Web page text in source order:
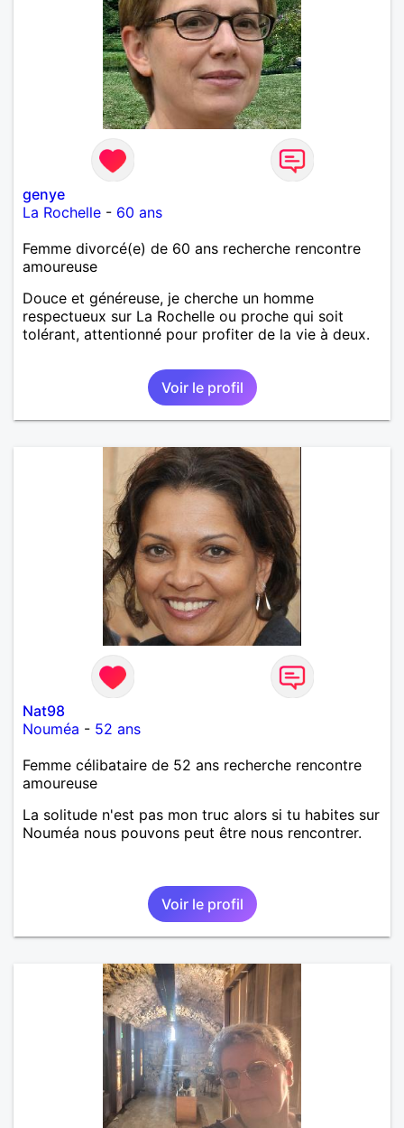
genye
La Rochelle - 60 ans
Femme divorcé(e) de 60 ans recherche rencontre
amoureuse
Douce et généreuse, je cherche un homme
respectueux sur La Rochelle ou proche qui soit
tolérant, attentionné pour profiter de la vie à deux.
Voir le profil
Nat98
Nouméa - 52 ans
Femme célibataire de 52 ans recherche rencontre
amoureuse
La solitude n'est pas mon truc alors si tu habites sur
Nouméa nous pouvons peut être nous rencontrer.
Voir le profil